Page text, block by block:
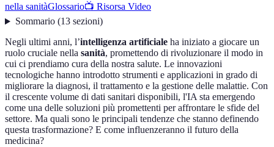
nella sanitàGlossario📺 Risorsa Video
Sommario(13 sezioni)
Negli ultimi anni, l’intelligenza artificiale ha iniziato a giocare un
ruolo cruciale nella sanità, promettendo di rivoluzionare il modo in
cui ci prendiamo cura della nostra salute. Le innovazioni
tecnologiche hanno introdotto strumenti e applicazioni in grado di
migliorare la diagnosi, il trattamento e la gestione delle malattie. Con
il crescente volume di dati sanitari disponibili, l'IA sta emergendo
come una delle soluzioni più promettenti per affrontare le sfide del
settore. Ma quali sono le principali tendenze che stanno definendo
questa trasformazione? E come influenzeranno il futuro della
medicina?